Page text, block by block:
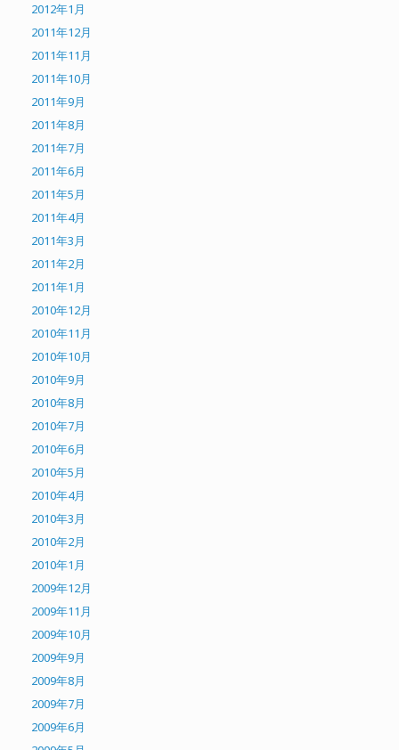
2012年1月
2011年12月
2011年11月
2011年10月
2011年9月
2011年8月
2011年7月
2011年6月
2011年5月
2011年4月
2011年3月
2011年2月
2011年1月
2010年12月
2010年11月
2010年10月
2010年9月
2010年8月
2010年7月
2010年6月
2010年5月
2010年4月
2010年3月
2010年2月
2010年1月
2009年12月
2009年11月
2009年10月
2009年9月
2009年8月
2009年7月
2009年6月